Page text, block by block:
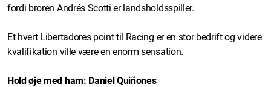
fordi broren Andrés Scotti er landsholdsspiller.
Et hvert Libertadores point til Racing er en stor bedrift og videre
kvalifikation ville være en enorm sensation.
Hold øje med ham: Daniel Quiñones